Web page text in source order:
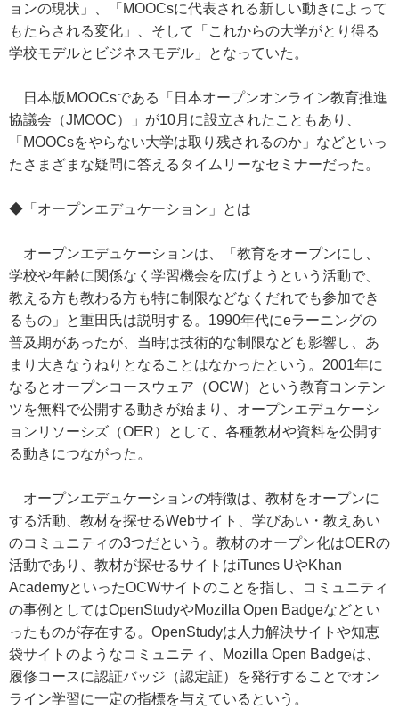
ョンの現状」、「MOOCsに代表される新しい動きによって
もたらされる変化」、そして「これからの大学がとり得る
学校モデルとビジネスモデル」となっていた。
日本版MOOCsである「日本オープンオンライン教育推進
協議会（JMOOC）」が10月に設立されたこともあり、
「MOOCsをやらない大学は取り残されるのか」などといっ
たさまざまな疑問に答えるタイムリーなセミナーだった。
◆「オープンエデュケーション」とは
オープンエデュケーションは、「教育をオープンにし、
学校や年齢に関係なく学習機会を広げようという活動で、
教える方も教わる方も特に制限などなくだれでも参加でき
るもの」と重田氏は説明する。1990年代にeラーニングの
普及期があったが、当時は技術的な制限なども影響し、あ
まり大きなうねりとなることはなかったという。2001年に
なるとオープンコースウェア（OCW）という教育コンテン
ツを無料で公開する動きが始まり、オープンエデュケーシ
ョンリソーシズ（OER）として、各種教材や資料を公開す
る動きにつながった。
オープンエデュケーションの特徴は、教材をオープンに
する活動、教材を探せるWebサイト、学びあい・教えあい
のコミュニティの3つだという。教材のオープン化はOERの
活動であり、教材が探せるサイトはiTunes UやKhan
AcademyといったOCWサイトのことを指し、コミュニティ
の事例としてはOpenStudyやMozilla Open Badgeなどとい
ったものが存在する。OpenStudyは人力解決サイトや知恵
袋サイトのようなコミュニティ、Mozilla Open Badgeは、
履修コースに認証バッジ（認定証）を発行することでオン
ライン学習に一定の指標を与えているという。